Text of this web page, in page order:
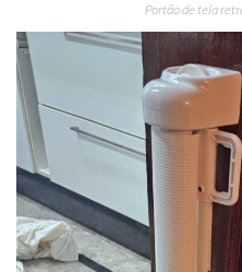
Portão de tela